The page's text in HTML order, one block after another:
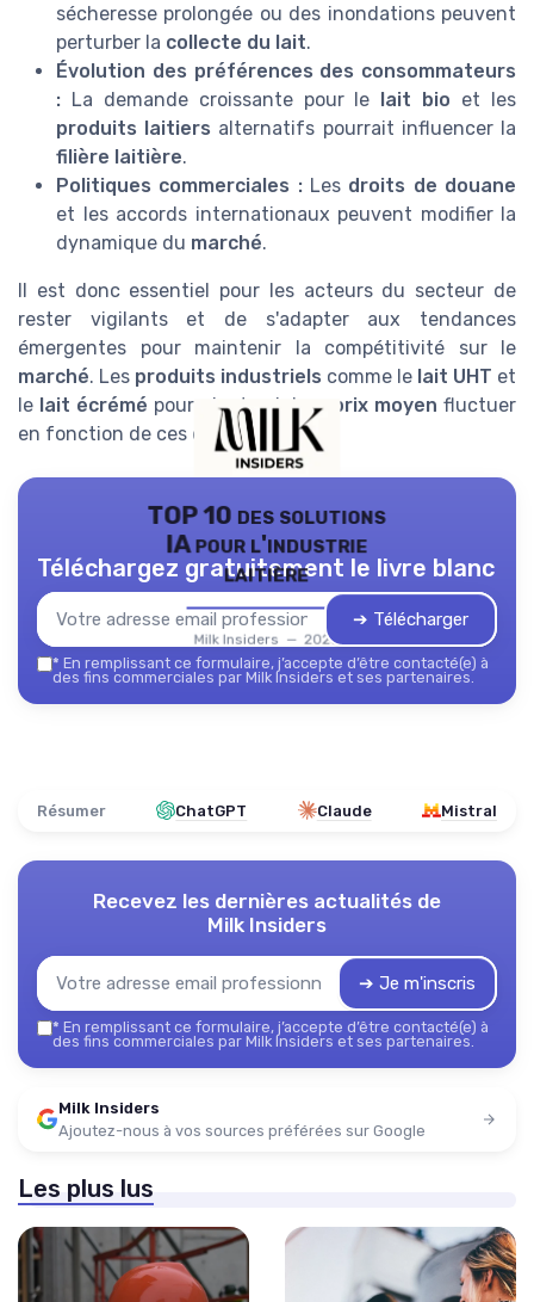
sécheresse prolongée ou des inondations peuvent
perturber la collecte du lait.
Évolution des préférences des consommateurs
: La demande croissante pour le lait bio et les
produits laitiers alternatifs pourrait influencer la
filière laitière.
Politiques commerciales :Les droits de douane
et les accords internationaux peuvent modifier la
dynamique du marché.
Il est donc essentiel pour les acteurs du secteur de
rester vigilants et de s'adapter aux tendances
émergentes pour maintenir la compétitivité sur le
marché. Les produits industriels comme le lait UHT et
le lait écrémé pourraient voir leur prix moyen fluctuer
en fonction de ces divers facteurs.
TOP 10 des solutions
IA pour l'industrie
laitière
Milk Insiders — 2026
Téléchargez gratuitement le livre blanc
➔ Télécharger
* En remplissant ce formulaire, j’accepte d’être contacté(e) à
des fins commerciales par Milk Insiders et ses partenaires.
Résumer ChatGPT Claude Mistral
Recevez les dernières actualités de
Milk Insiders
➔ Je m'inscris
* En remplissant ce formulaire, j’accepte d’être contacté(e) à
des fins commerciales par Milk Insiders et ses partenaires.
Milk Insiders
Ajoutez-nous à vos sources préférées sur Google
Les plus lus